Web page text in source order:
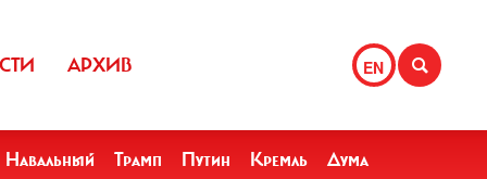
EN
АРХИВ
Навальный Трамп Путин Кремль Дума